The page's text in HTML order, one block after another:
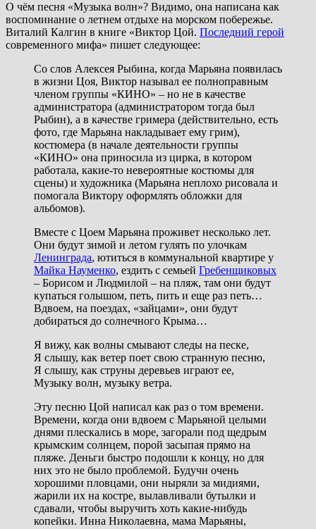
О чём песня «Музыка волн»? Видимо, она написана как
воспоминание о летнем отдыхе на морском побережье.
Виталий Калгин в книге «Виктор Цой. Последний герой
современного мифа» пишет следующее:
Со слов Алексея Рыбина, когда Марьяна появилась
в жизни Цоя, Виктор называл ее полноправным
членом группы «КИНО» – но не в качестве
администратора (администратором тогда был
Рыбин), а в качестве гримера (действительно, есть
фото, где Марьяна накладывает ему грим),
костюмера (в начале деятельности группы
«КИНО» она приносила из цирка, в котором
работала, какие-то невероятные костюмы для
сцены) и художника (Марьяна неплохо рисовала и
помогала Виктору оформлять обложки для
альбомов).
Вместе с Цоем Марьяна проживет несколько лет.
Они будут зимой и летом гулять по улочкам
Ленинграда, ютиться в коммунальной квартире у
Майка Науменко, ездить с семьей Гребенщиковых
– Борисом и Людмилой – на пляж, там они будут
купаться голышом, петь, пить и еще раз петь…
Вдвоем, на поездах, «зайцами», они будут
добираться до солнечного Крыма…
Я вижу, как волны смывают следы на песке,
Я слышу, как ветер поет свою странную песню,
Я слышу, как струны деревьев играют ее,
Музыку волн, музыку ветра.
Эту песню Цой написал как раз о том времени.
Времени, когда они вдвоем с Марьяной целыми
днями плескались в море, загорали под щедрым
крымским солнцем, порой засыпая прямо на
пляже. Деньги быстро подошли к концу, но для
них это не было проблемой. Будучи очень
хорошими пловцами, они ныряли за мидиями,
жарили их на костре, вылавливали бутылки и
сдавали, чтобы выручить хоть какие-нибудь
копейки. Инна Николаевна, мама Марьяны,